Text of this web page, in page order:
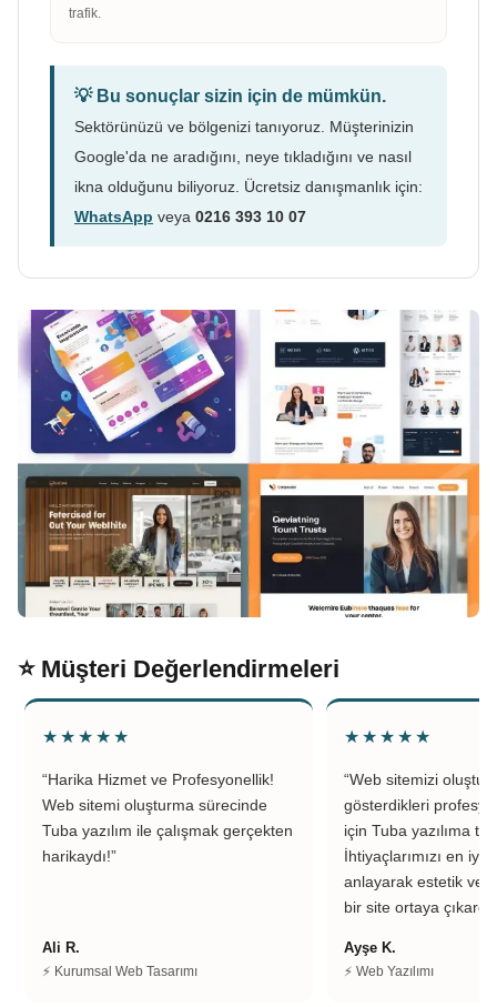
trafik.
💡 Bu sonuçlar sizin için de mümkün.
Sektörünüzü ve bölgenizi tanıyoruz. Müşterinizin
Google'da ne aradığını, neye tıkladığını ve nasıl
ikna olduğunu biliyoruz. Ücretsiz danışmanlık için:
WhatsApp veya 0216 393 10 07
⭐ Müşteri Değerlendirmeleri
★★★★★
“Harika Hizmet ve Profesyonellik!
Web sitemi oluşturma sürecinde
Tuba yazılım ile çalışmak gerçekten
harikaydı!”
Ali R.
⚡ Kurumsal Web Tasarımı
★★★★★
“Web sitemizi
gösterdikleri
için Tuba yazılıma
İhtiyaçlarımızı en iyi
anlayarak estetik ve
bir site ortaya
Ayşe K.
⚡ Web Yazılımı